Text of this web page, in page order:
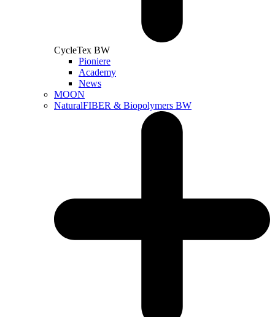
CycleTex BW
Pioniere
Academy
News
MOON
NaturalFIBER & Biopolymers BW